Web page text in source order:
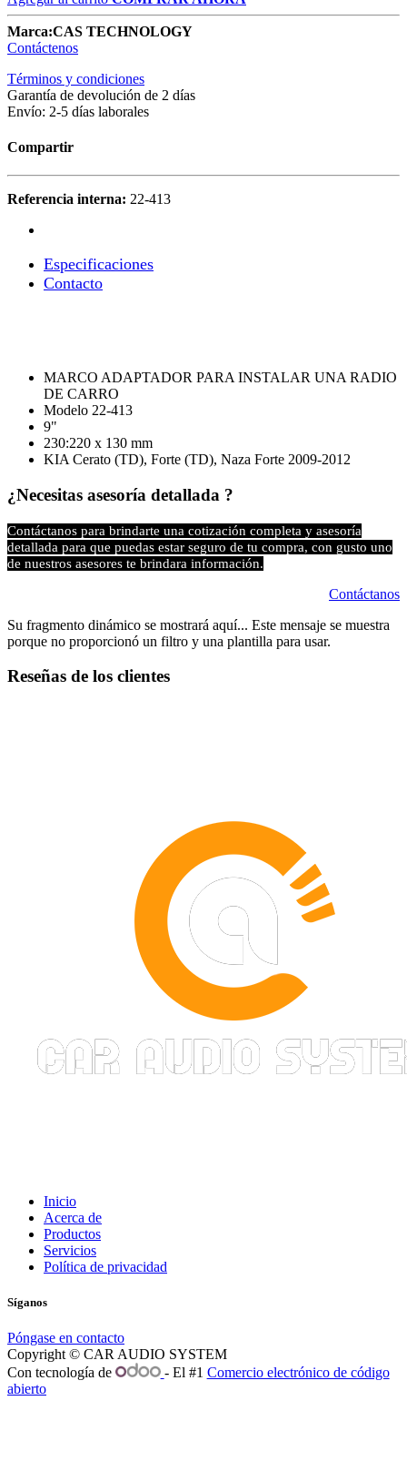
Marca:CAS TECHNOLOGY
Contáctenos
Términos y condiciones
Garantía de devolución de 2 días
Envío: 2-5 días laborales
Compartir
Referencia interna: 22-413
Especificaciones​
Contacto
MARCO ADAPTADOR PARA INSTALAR UNA RADIO
DE CARRO
Modelo 22-413
9"
230:220 x 130 mm
KIA Cerato (TD), Forte (TD), Naza Forte 2009-2012
¿Necesitas asesoría detallada ?
Contáctanos para brindarte una cotización completa y asesoría
detallada para que puedas estar seguro de tu compra, con gusto uno
de nuestros asesores te brindara información.
Contáctanos
Su fragmento dinámico se mostrará aquí... Este mensaje se muestra
porque no proporcionó un filtro y una plantilla para usar.
Reseñas de los clientes
Inicio
Acerca de
Productos
Servicios
Política de privacidad
Síganos
Póngase en contacto
Copyright © CAR AUDIO SYSTEM
Con tecnología de
- El #1 Comercio electrónico de código
abierto